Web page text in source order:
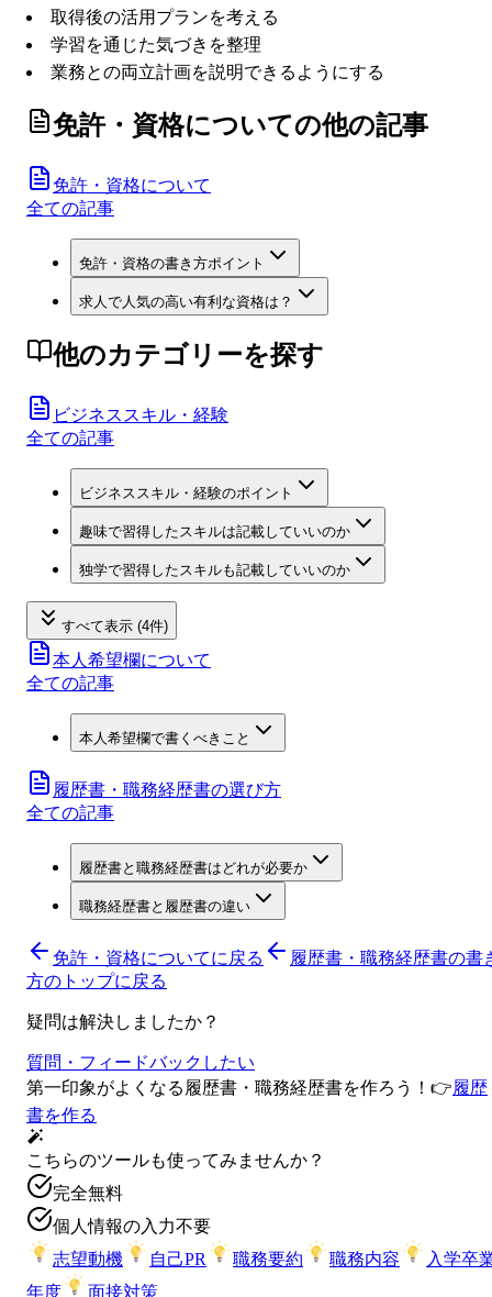
取得後の活用プランを考える
学習を通じた気づきを整理
業務との両立計画を説明できるようにする
免許・資格についての他の記事
免許・資格について
全ての記事
免許・資格の書き方ポイント
求人で人気の高い有利な資格は？
他のカテゴリーを探す
ビジネススキル・経験
全ての記事
ビジネススキル・経験のポイント
趣味で習得したスキルは記載していいのか
独学で習得したスキルも記載していいのか
すべて表示 (4件)
本人希望欄について
全ての記事
本人希望欄で書くべきこと
履歴書・職務経歴書の選び方
全ての記事
履歴書と職務経歴書はどれが必要か
職務経歴書と履歴書の違い
免許・資格についてに戻る
履歴書・職務経歴書の書
方のトップに戻る
疑問は解決しましたか？
質問・フィードバックしたい
第一印象がよくなる履歴書・職務経歴書を作ろう！ 👉履歴
書を作る
こちらのツールも使ってみませんか？
完全無料
個人情報の入力不要
志望動機
自己PR 職務要約 職務内容
入学卒
年度
面接対策